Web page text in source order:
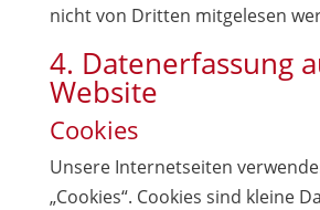
nicht von Dritten mitgelesen
4. Datenerfassung
Website
Cookies
Unsere Internetseiten
„Cookies“. Cookies sind kleine